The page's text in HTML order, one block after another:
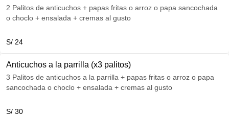
2 Palitos de anticuchos + papas fritas o arroz o papa sancochada
o choclo + ensalada + cremas al gusto
S/ 24
Anticuchos a la parrilla (x3 palitos)
3 Palitos de anticuchos a la parrilla + papas fritas o arroz o papa
sancochada o choclo + ensalada + cremas al gusto
S/ 30